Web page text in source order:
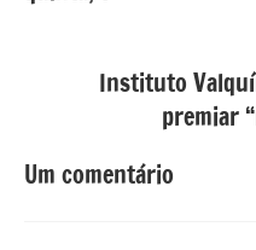
Instituto
premiar
Um comentário